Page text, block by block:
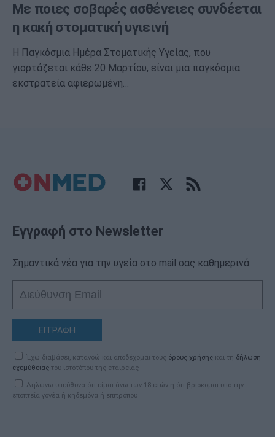
Με ποιες σοβαρές ασθένειες συνδέεται
η κακή στοματική υγιεινή
Η Παγκόσμια Ημέρα Στοματικής Υγείας, που
γιορτάζεται κάθε 20 Μαρτίου, είναι μια παγκόσμια
εκστρατεία αφιερωμένη…
Εγγραφή στο Newsletter
Σημαντικά νέα για την υγεία στο mail σας καθημερινά
ΕΓΓΡΑΦΗ
Έχω διαβάσει, κατανοώ και αποδέχομαι τους όρους χρήσης και τη δήλωση
εχεμύθειας του ιστοτόπου της εταιρείας
Δηλώνω υπεύθυνα ότι είμαι άνω των 18 ετών ή ότι βρίσκομαι υπό την
εποπτεία γονέα ή κηδεμόνα ή επιτρόπου